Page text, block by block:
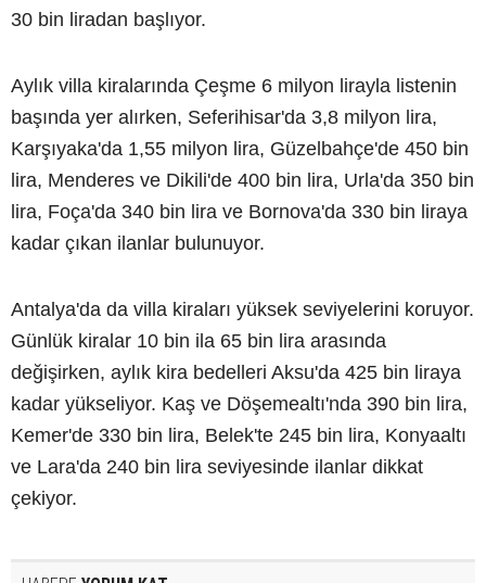
30 bin liradan başlıyor.
Aylık villa kiralarında Çeşme 6 milyon lirayla listenin
başında yer alırken, Seferihisar'da 3,8 milyon lira,
Karşıyaka'da 1,55 milyon lira, Güzelbahçe'de 450 bin
lira, Menderes ve Dikili'de 400 bin lira, Urla'da 350 bin
lira, Foça'da 340 bin lira ve Bornova'da 330 bin liraya
kadar çıkan ilanlar bulunuyor.
Antalya'da da villa kiraları yüksek seviyelerini koruyor.
Günlük kiralar 10 bin ila 65 bin lira arasında
değişirken, aylık kira bedelleri Aksu'da 425 bin liraya
kadar yükseliyor. Kaş ve Döşemealtı'nda 390 bin lira,
Kemer'de 330 bin lira, Belek'te 245 bin lira, Konyaaltı
ve Lara'da 240 bin lira seviyesinde ilanlar dikkat
çekiyor.